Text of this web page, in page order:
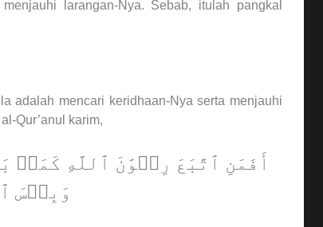
larangan-Nya. Sebab, itulah pangkal
adalah mencari keridhaan-Nya serta menjauhi
Qur’anul karim,
أَفَمَنِ ٱتَّبَعَ رِضۡوَٰنَ ٱللَّهِ كَمَنۢ
وَبِئۡسَ